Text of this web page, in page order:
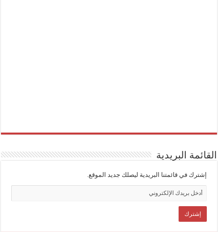
القائمة البريدية
إشترك في قائمتنا البريدية ليصلك جديد الموقع.